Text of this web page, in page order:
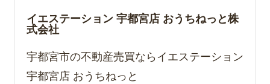
イエステーション 宇都宮店 おうちねっと株
式会社
宇都宮市の不動産売買ならイエステーション
宇都宮店 おうちねっと